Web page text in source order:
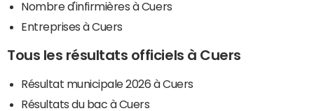
Nombre d'infirmières à Cuers
Entreprises à Cuers
Tous les résultats officiels à Cuers
Résultat municipale 2026 à Cuers
Résultats du bac à Cuers